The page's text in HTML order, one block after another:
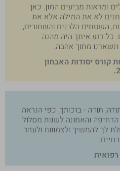
ומראות מביעים המון. כאן
לא את המילה אלא את
השטחים הלבנים והשחורים,
1001 סימנים. כל רגע איתך היה מהנה
מתוך אהבה.
קורס יסודות האבחון
תודה - בזכותך, כפי הנראה
והאמונה לשנות מסלול
לך להמשיך ולצמוווח ולעזור